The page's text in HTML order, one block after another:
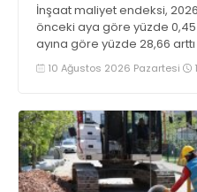
İnşaat maliyet endeksi,
önceki aya göre yüzde 0,45
ayına göre yüzde 28,66 arttı
10 Ağustos 2026 Pazartesi